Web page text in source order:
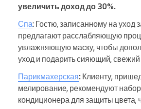
увеличить доход до 30%.
Спа: Гостю, записанному на уход
предлагают расслабляющую
увлажняющую маску, чтобы
уход и подарить сияющий, свежий
Парикмахерская: Клиенту,
мелирование, рекомендуют
кондиционера для защиты цвета,